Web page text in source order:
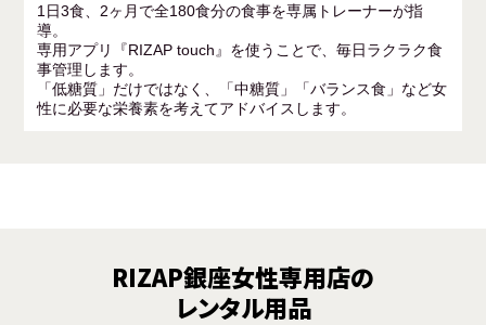
1日3食、2ヶ月で全180食分の食事を専属トレーナーが指
導。
専用アプリ『RIZAP touch』を使うことで、毎日ラクラク食
事管理します。
「低糖質」だけではなく、「中糖質」「バランス食」など女
性に必要な栄養素を考えてアドバイスします。
RIZAP銀座女性専用店の
レンタル用品